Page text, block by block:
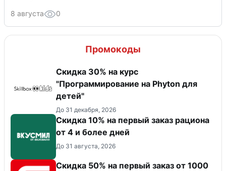
8 августа 0
Промокоды
Скидка 30% на курс
"Программирование на Phyton для
детей"
До 31 декабря, 2026
Скидка 10% на первый заказ рациона
от 4 и более дней
До 31 августа, 2026
Скидка 50% на первый заказ от 1000